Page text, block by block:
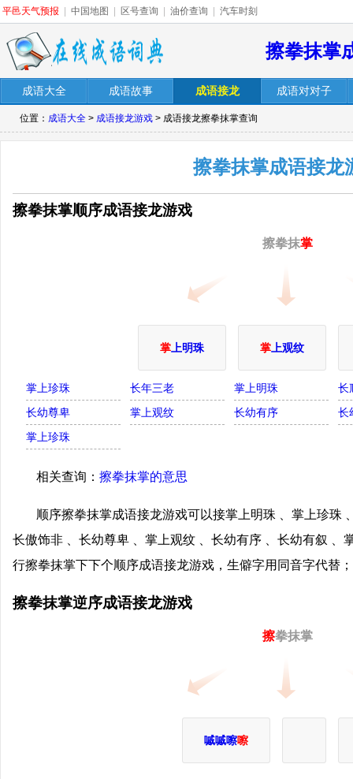
平邑天气预报 中国地图 区号查询 油价查询 汽车时刻
擦拳抹掌
成语大全 成语故事 成语接龙 成语对对子
位置： 成语大全 > 成语接龙游戏 > 成语接龙擦拳抹掌查询
擦拳抹掌成语接龙
擦拳抹掌顺序成语接龙游戏
擦拳抹掌
掌上明珠 掌上观纹
掌上珍珠 长年三老 掌上明珠
长
长幼尊卑
掌上观纹 长幼有序
长
掌上珍珠
相关查询： 擦拳抹掌的意思
顺序擦拳抹掌成语接龙游戏可以接掌上明珠 、掌上珍珠
长傲饰非 、长幼尊卑 、掌上观纹 、长幼有序 、长幼有叙 、
行擦拳抹掌下下个顺序成语接龙游戏，生僻字用同音字代替；
擦拳抹掌逆序成语接龙游戏
擦拳抹掌
嘁嘁嚓嚓